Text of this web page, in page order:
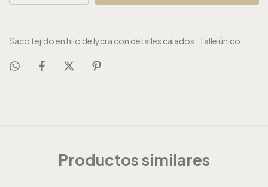
Saco tejido en hilo de lycra con detalles calados. Talle único.
Productos similares